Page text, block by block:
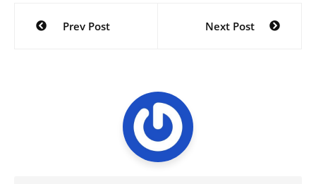
Navegación
Prev Post Next Post